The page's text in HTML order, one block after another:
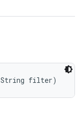
(String filter)